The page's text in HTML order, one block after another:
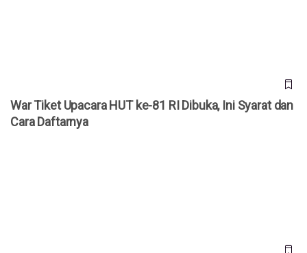
War Tiket Upacara HUT ke-81 RI Dibuka, Ini Syarat dan
Cara Daftarnya